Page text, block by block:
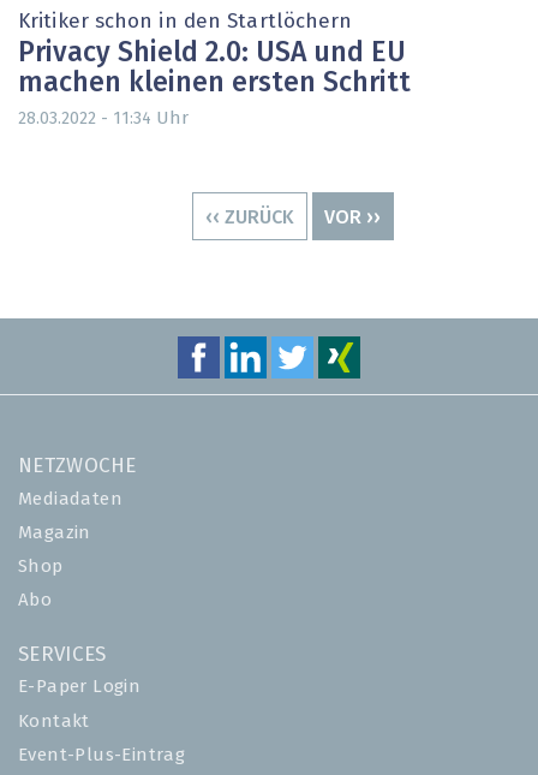
Kritiker schon in den Startlöchern
Privacy Shield 2.0: USA und EU
machen kleinen ersten Schritt
28.03.2022 - 11:34 Uhr
VORHERIGE
‹‹ ZURÜCK
NÄCHSTE
VOR ››
NETZWOCHE
Mediadaten
Magazin
Shop
Abo
SERVICES
E-Paper Login
Kontakt
Event-Plus-Eintrag